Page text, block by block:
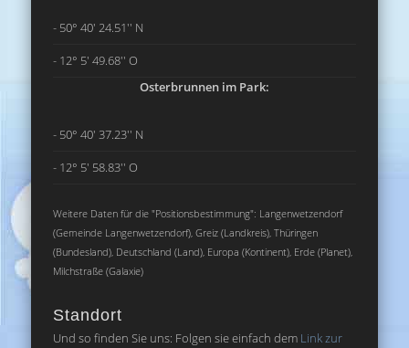
- 50° 40' 24.51'' N
- 12° 5' 49.68'' O
Osterbrunnen im Park:
- 50° 40' 37.23'' N
- 12° 5' 58.83'' O
Weitere Daten für die "Positionsbestimmung": Langenwetzendorf
(Gemeinde Langenwetzendorf), Greiz (Landkreis), Thüringen
(Bundesland), Deutschland (Land), Europa (Kontinent), Erde (Planet),
Milchstraße (Galaxie)
Standort
Und so finden Sie uns: Folgen sie einfach dem Link zur